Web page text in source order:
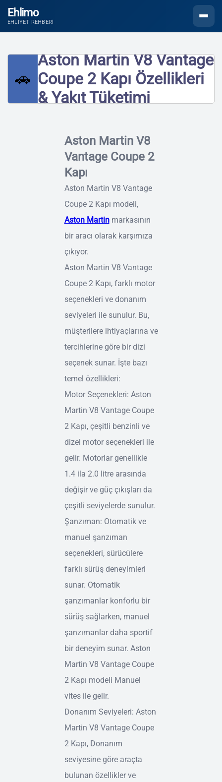
Ehlimo
EHLIYET REHBERI
🚗
Aston Martin V8 Vantage
Coupe 2 Kapı Özellikleri
& Yakıt Tüketimi
Aston Martin V8
Vantage Coupe 2
Kapı
Aston Martin V8 Vantage
Coupe 2 Kapı modeli,
Aston Martinmarkasının
bir aracı olarak karşımıza
çıkıyor.
Aston Martin V8 Vantage
Coupe 2 Kapı, farklı motor
seçenekleri ve donanım
seviyeleri ile sunulur. Bu,
müşterilere ihtiyaçlarına ve
tercihlerine göre bir dizi
seçenek sunar. İşte bazı
temel özellikleri:
Motor Seçenekleri: Aston
Martin V8 Vantage Coupe
2 Kapı, çeşitli benzinli ve
dizel motor seçenekleri ile
gelir. Motorlar genellikle
1.4 ila 2.0 litre arasında
değişir ve güç çıkışları da
çeşitli seviyelerde sunulur.
Şanzıman: Otomatik ve
manuel şanzıman
seçenekleri, sürücülere
farklı sürüş deneyimleri
sunar. Otomatik
şanzımanlar konforlu bir
sürüş sağlarken, manuel
şanzımanlar daha sportif
bir deneyim sunar. Aston
Martin V8 Vantage Coupe
2 Kapı modeli Manuel
vites ile gelir.
Donanım Seviyeleri: Aston
Martin V8 Vantage Coupe
2 Kapı, Donanım
seviyesine göre araçta
bulunan özellikler ve